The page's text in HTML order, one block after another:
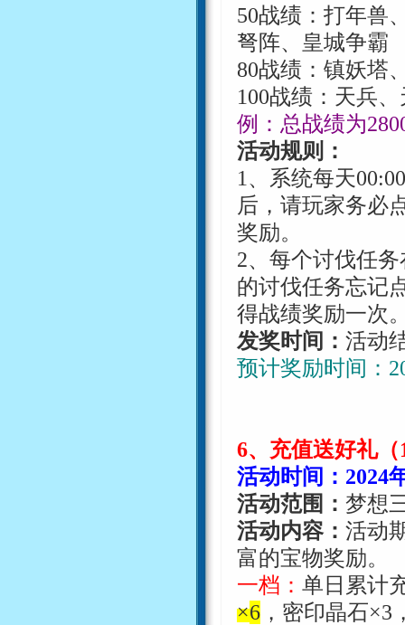
50战绩：打年兽
弩阵、皇城争霸
80战绩：镇妖塔
100战绩：天兵
例：总战绩为
活动规则：
1 、系统每天00:00
后，请玩家务必
奖励。
2、每个讨伐任
的讨伐任务忘记
得战绩奖励一次
发奖时间： 活动
预计奖励时间：
6、充值送好礼（
活动时间： 2024
活动范围： 梦想
活动内容： 活动
富的宝物奖励。
一档： 单日累计
×6 ，密印晶石×3